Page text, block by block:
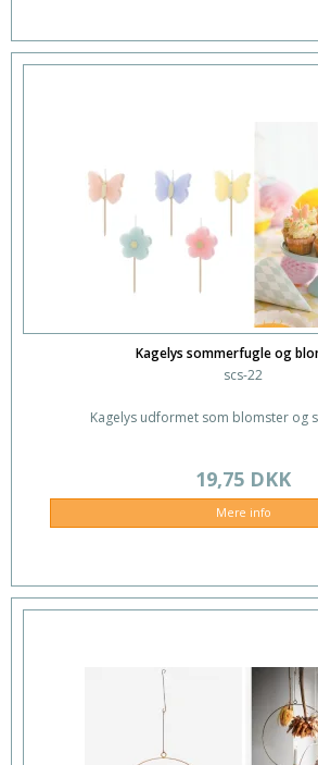
Kagelys sommerfugle og
scs-22
Kagelys udformet som blomster og
19,75 DKK
Mere info